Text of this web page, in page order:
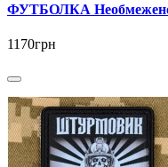
ФУТБОЛКА
1170грн